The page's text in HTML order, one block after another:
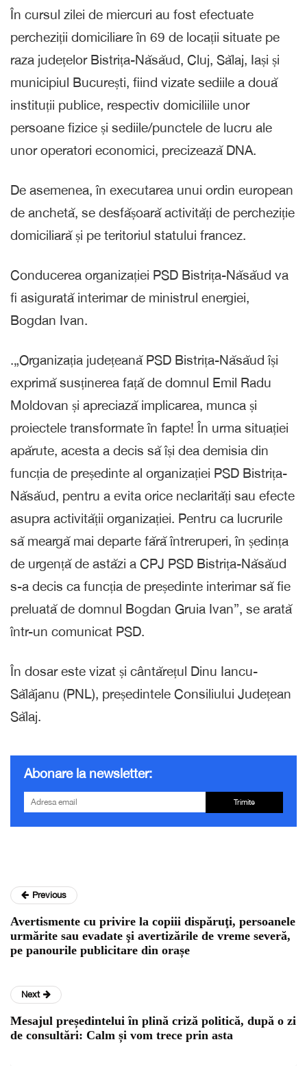
În cursul zilei de miercuri au fost efectuate
percheziții domiciliare în 69 de locații situate pe
raza județelor Bistrița-Năsăud, Cluj, Sălaj, Iași și
municipiul București, fiind vizate sediile a două
instituții publice, respectiv domiciliile unor
persoane fizice și sediile/punctele de lucru ale
unor operatori economici, precizează DNA.
De asemenea, în executarea unui ordin european
de anchetă, se desfășoară activități de percheziție
domiciliară și pe teritoriul statului francez.
Conducerea organizației PSD Bistrița-Năsăud va
fi asigurată interimar de ministrul energiei,
Bogdan Ivan.
.„Organizația județeană PSD Bistrița-Năsăud își
exprimă susținerea față de domnul Emil Radu
Moldovan și apreciază implicarea, munca și
proiectele transformate în fapte! În urma situației
apărute, acesta a decis să își dea demisia din
funcția de președinte al organizației PSD Bistrița-
Năsăud, pentru a evita orice neclarități sau efecte
asupra activității organizației. Pentru ca lucrurile
să meargă mai departe fără întreruperi, în ședința
de urgență de astăzi a CPJ PSD Bistrița-Năsăud
s-a decis ca funcția de președinte interimar să fie
preluată de domnul Bogdan Gruia Ivan”, se arată
într-un comunicat PSD.
În dosar este vizat și cântărețul Dinu Iancu-
Sălăjanu (PNL), președintele Consiliului Județean
Sălaj.
Abonare la newsletter:
Trimite
Previous
Avertismente cu privire la copiii dispăruţi, persoanele
urmărite sau evadate şi avertizările de vreme severă,
pe panourile publicitare din orașe
Next
Mesajul președintelui în plină criză politică, după o zi
de consultări: Calm și vom trece prin asta